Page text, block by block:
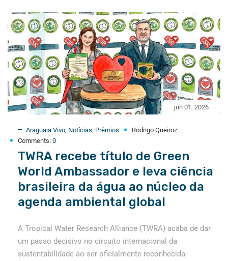
jun 01, 2026
Araguaia Vivo Notícias Prêmios
Rodrigo Queiroz
Comments: 0
TWRA recebe título de Green
World Ambassador e leva ciência
brasileira da água ao núcleo da
agenda ambiental global
A Tropical Water Research Alliance (TWRA) acaba de dar
um passo decisivo no circuito internacional da
sustentabilidade ao ser oficialmente reconhecida